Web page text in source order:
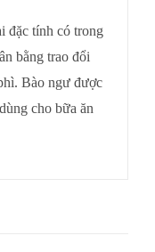
đặc tính có trong
bằng trao đổi
Bào ngư được
cho bữa ăn